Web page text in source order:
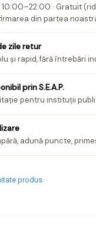
10:00–22:00 · Gratuit
din partea
zile retur
și rapid, fără întrebări
prin S.E.A.P.
pentru instituții
adună puncte,
produs